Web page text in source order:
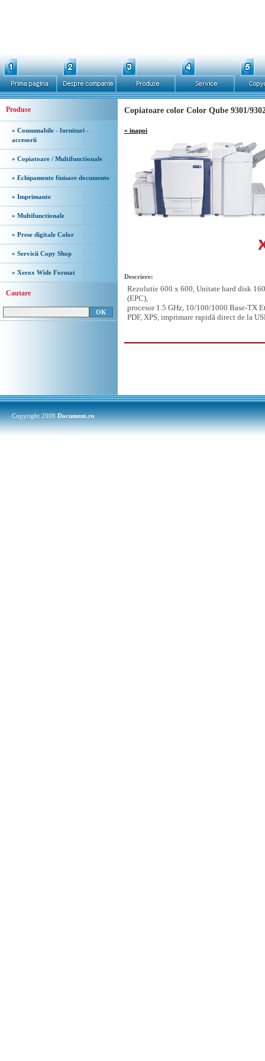
Produse
» Consumabile - furnituri -
accesorii
» Copiatoare / Multifunctionale
» Echipamente finisare documente
» Imprimante
» Multifunctionale
» Prese digitale Color
» Servicii Copy Shop
» Xerox Wide Format
Cautare
Copiatoare color Color Qube 9301/
« inapoi
Descriere:
Rezolutie 600 x 600, Unitate hard disk
(EPC),
procesor 1.5 GHz, 10/100/1000 Base-TX
PDF, XPS, imprimare rapidă direct de la
Copyright 2008Document.ro